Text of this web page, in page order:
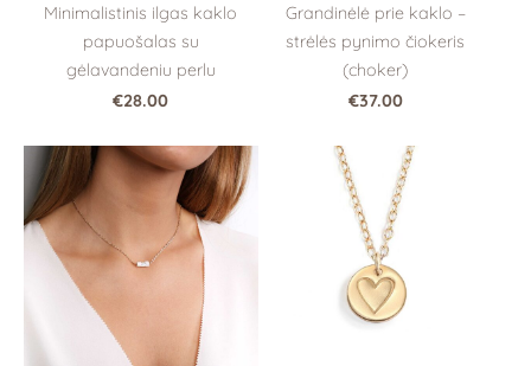
Minimalistinis ilgas kaklo
papuošalas su
gėlavandeniu perlu
€28.00
Grandinėlė prie kaklo –
strėlės pynimo čiokeris
(choker)
€37.00